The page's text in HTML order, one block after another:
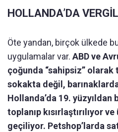
HOLLANDA’DA
Öte yandan, birçok ülkede
uygulamalar var. ABD ve
çoğunda “sahipsiz” olarak
sokakta değil,
Hollanda’da 19. yüzyıldan
toplanıp kısırlaştırılıyor
geçiliyor. Petshop’larda